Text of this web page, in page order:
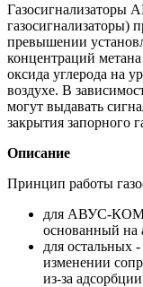
газосигнализаторы)
превышении
концентраций
оксида углерода на
воздухе. В
могут выдавать
закрытия запорного
Описание
Принцип работы
для АВУС-
основанный на
для остальных
изменении
из-за